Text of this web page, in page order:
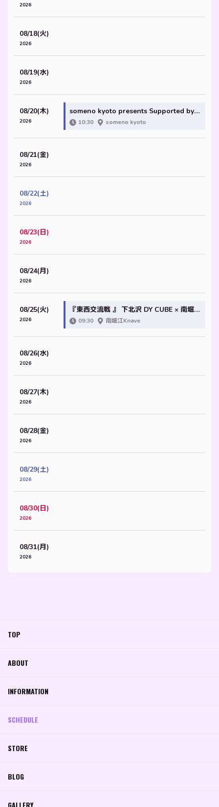
2026
08/18(火)
2026
08/19(水)
2026
08/20(木)
2026
someno kyoto presents Supported by GIGGS by Eggs 「有近朋恵 -ALONE prime short-」
10:30 someno kyoto
08/21(金)
2026
08/22(土)
2026
08/23(日)
2026
08/24(月)
2026
08/25(火)
2026
『東西交流戦 』 下北沢 DY CUBE × 南堀江 knave @大阪編
09:30 南堀江Knave
08/26(水)
2026
08/27(木)
2026
08/28(金)
2026
08/29(土)
2026
08/30(日)
2026
08/31(月)
2026
TOP
ABOUT
INFORMATION
SCHEDULE
STORE
BLOG
GALLERY